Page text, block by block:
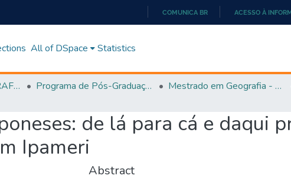
CONTEÚDO
COMUNICA BR ACESSO À
All of DSpace Statistics
INSTITUTO DE GEOGRAFIA Programa de Pós-Graduação em Geografia - PPGGEO Mestrado em Geografia - PPGGEO
de lá para cá e daqui
Ipameri
Abstract